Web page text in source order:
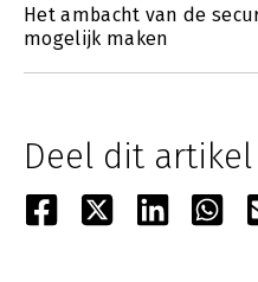
Het ambacht van de
mogelijk maken
Deel dit artikel